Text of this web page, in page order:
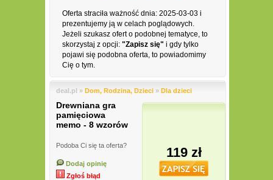
Oferta straciła ważność dnia: 2025-03-03 i
prezentujemy ją w celach poglądowych.
Jeżeli szukasz ofert o podobnej tematyce, to
skorzystaj z opcji: "Zapisz się" i gdy tylko
pojawi się podobna oferta, to powiadomimy
Cię o tym.
deal.pl » Dom, Rodzina, Dzieci » Dla dzieci
Drewniana gra
pamięciowa
memo - 8 wzorów
Podoba Ci się ta oferta?
Dodaj opinię
Zgłoś błąd
119 zł